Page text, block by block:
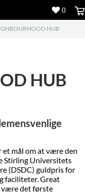
5
5
HUB
HUB
et mål om at være den
Stirling Universitets
(DSDC) guldpris for
faciliteter. Great
være det første
0